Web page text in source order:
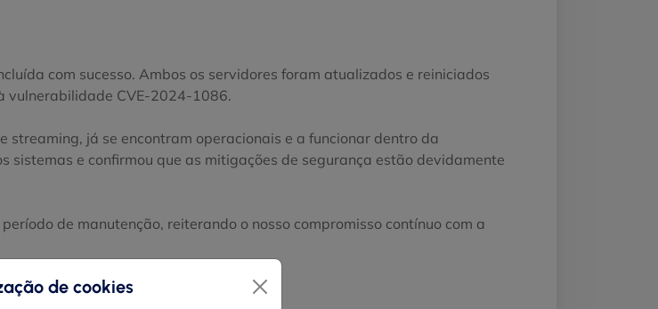
com sucesso. Ambos os servidores foram atualizados e reiniciados
vulnerabilidade CVE-2024-1086.
streaming, já se encontram operacionais e a funcionar dentro da
e confirmou que as mitigações de segurança estão devidamente
de manutenção, reiterando o nosso compromisso contínuo com a
de cookies